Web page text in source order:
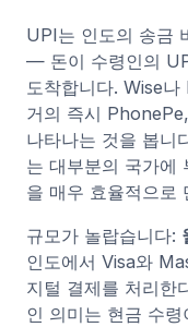
UPI는 인도의 송금
— 돈이 수령인의
도착합니다. Wise
거의 즉시
나타나는 것을 봅니
는 대부분의 국가에
을 매우 효율적으로
규모가 놀랍습니다:
인도에서 Visa와
지털 결제를 처리한
인 의미는 현금 수